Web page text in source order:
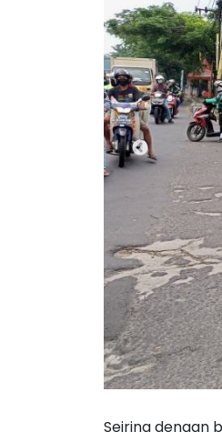
Seiring dengan